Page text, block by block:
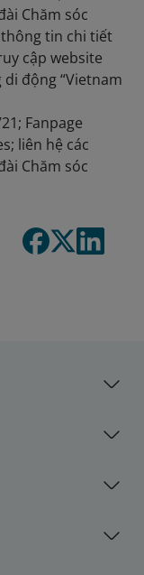
Chăm sóc
tin chi tiết
cập website
động “Vietnam
Fanpage
liên hệ các
Chăm sóc